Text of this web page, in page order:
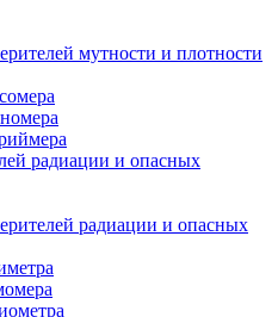
мутности и плотности
радиации и опасных
радиации и опасных